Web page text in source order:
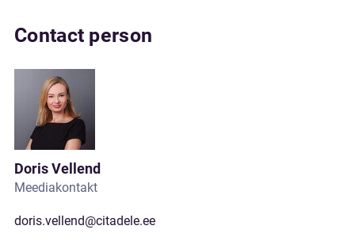
Contact person
Doris Vellend
Meediakontakt
doris.vellend@citadele.ee